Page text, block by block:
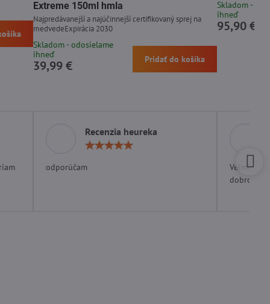
Extreme 150ml hmla
Najpredávanejší a najúčinnejší certifikovaný sprej na
medvedeExpirácia 2030
Skladom - odosielame
ihneď
39,99 € Pridať do košíka
Skladom -
ihneď
95,90 €
Recenzia heureka
odporúčam
Velmi
dobrom